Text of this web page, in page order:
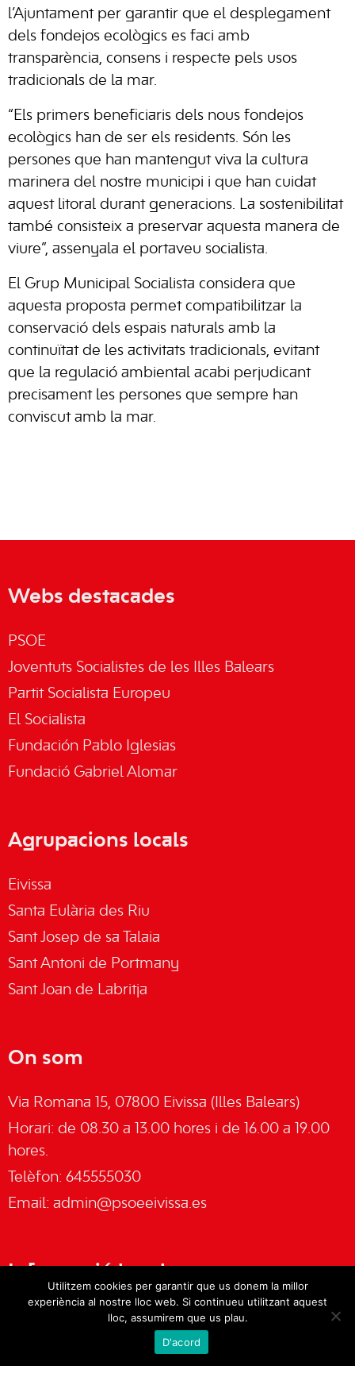
l’Ajuntament per garantir que el desplegament
dels fondejos ecològics es faci amb
transparència, consens i respecte pels usos
tradicionals de la mar.
“Els primers beneficiaris dels nous fondejos
ecològics han de ser els residents. Són les
persones que han mantengut viva la cultura
marinera del nostre municipi i que han cuidat
aquest litoral durant generacions. La sostenibilitat
també consisteix a preservar aquesta manera de
viure”, assenyala el portaveu socialista.
El Grup Municipal Socialista considera que
aquesta proposta permet compatibilitzar la
conservació dels espais naturals amb la
continuïtat de les activitats tradicionals, evitant
que la regulació ambiental acabi perjudicant
precisament les persones que sempre han
conviscut amb la mar.
Webs destacades
PSOE
Joventuts Socialistes de les Illes Balears
Partit Socialista Europeu
El Socialista
Fundación Pablo Iglesias
Fundació Gabriel Alomar
Agrupacions locals
Eivissa
Santa Eulària des Riu
Sant Josep de sa Talaia
Sant Antoni de Portmany
Sant Joan de Labritja
On som
Via Romana 15, 07800 Eivissa (Illes Balears)
Horari: de 08.30 a 13.00 hores i de 16.00 a 19.00
hores.
Telèfon: 645555030
Email: admin@psoeeivissa.es
Informació legal
Política de privacitat
Utilitzem cookies per garantir que us donem la millor
experiència al nostre lloc web. Si continueu utilitzant aquest
lloc, assumirem que us plau.
D'acord